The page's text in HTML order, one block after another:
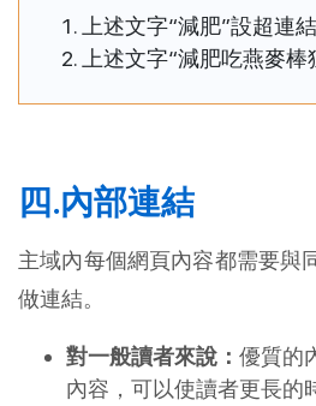
上述文字“減肥”設超連
上述文字“減肥吃燕麥棒
四.內部連結
主域內每個網頁內容都需要與
做連結。
對一般讀者來說： 優質的
內容，可以使讀者更長的